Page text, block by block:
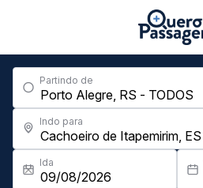
Partindo de
Indo para
Ida